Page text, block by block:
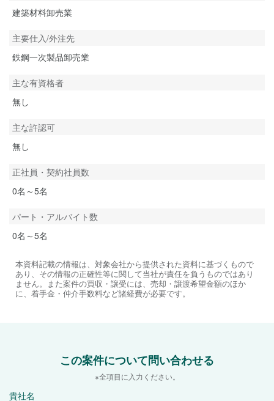
建築材料卸売業
主要仕入/外注先
鉄鋼一次製品卸売業
主な有資格者
無し
主な許認可
無し
正社員・契約社員数
0名～5名
パート・アルバイト数
0名～5名
本資料記載の情報は、対象会社から提供された資料に基づくもので
あり、その情報の正確性等に関して当社が責任を負うものではあり
ません。また案件の買収・譲受には、売却・譲渡希望金額のほか
に、着手金・仲介手数料など諸経費が必要です。